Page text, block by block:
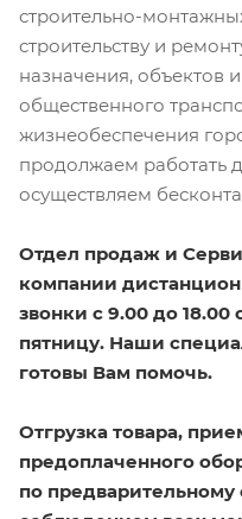
строительно-
строительству и
назначения, объектов
общественного
жизнеобеспечения
продолжаем работать
осуществляем
Отдел продаж и
компании
звонки с 9.00 до
пятницу. Наши
готовы Вам помочь.
Отгрузка товара,
предоплаченного
по предварительному